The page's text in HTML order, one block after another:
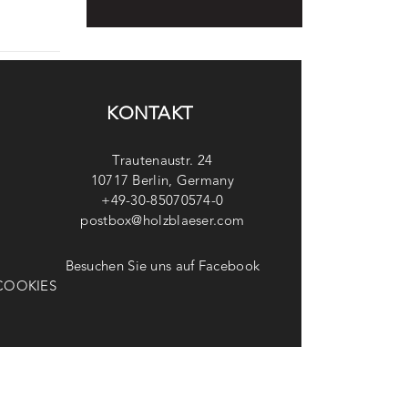
KONTAKT
Trautenaustr. 24
10717 Berlin, Germany
+49-30-85070574-0
postbox@holzblaeser.com
Besuchen Sie uns auf Facebook